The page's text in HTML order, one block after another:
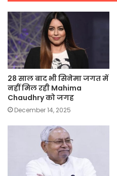
28 साल बाद भी सिनेमा जगत में
नहीं मिल रही Mahima
Chaudhry को जगह
December 14, 2025